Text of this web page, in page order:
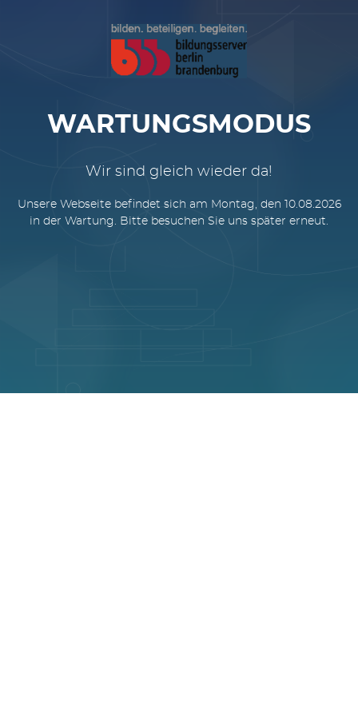
WARTUNGSMODUS
Wir sind gleich wieder da!
Unsere Webseite befindet sich am Montag, den 10.08.2026
in der Wartung. Bitte besuchen Sie uns später erneut.